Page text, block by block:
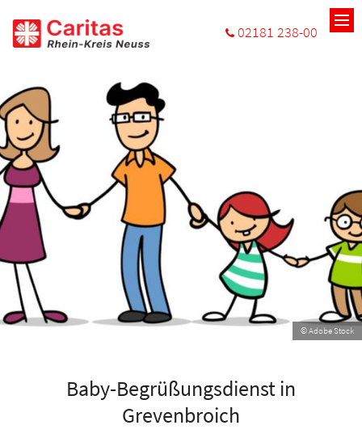
02181 238-00
© Adobe Stock
Baby-Begrüßungsdienst in
Grevenbroich